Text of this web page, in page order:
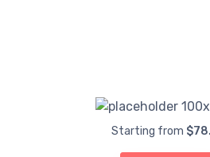
Starting from $78.